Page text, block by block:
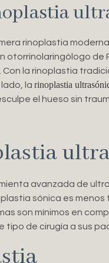
rinoplastia
otorrinolaringólogo de
la rinoplastia
la rinoplastia
el hueso sin
avanzada de
sónica es
son mínimos en
tipo de cirugía a sus